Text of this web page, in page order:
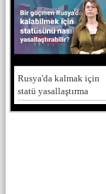
Rusya'da kalmak için
statü yasallaştırma